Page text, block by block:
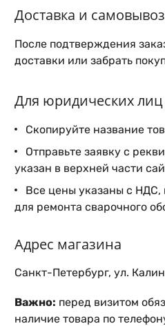
Доставка и самовывоз
После подтверждения
доставки или забрать
Для юридических лиц
Скопируйте название
Отправьте заявку с
указан в верхней части
Все цены указаны с НДС,
для ремонта сварочного
Адрес магазина
Санкт-Петербург, ул.
Важно: перед визитом
наличие товара по